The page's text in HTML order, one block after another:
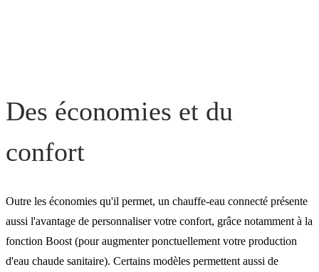
Des économies et du
confort
Outre les économies qu'il permet, un chauffe-eau connecté présente
aussi l'avantage de personnaliser votre confort, grâce notamment à la
fonction Boost (pour augmenter ponctuellement votre production
d'eau chaude sanitaire). Certains modèles permettent aussi de